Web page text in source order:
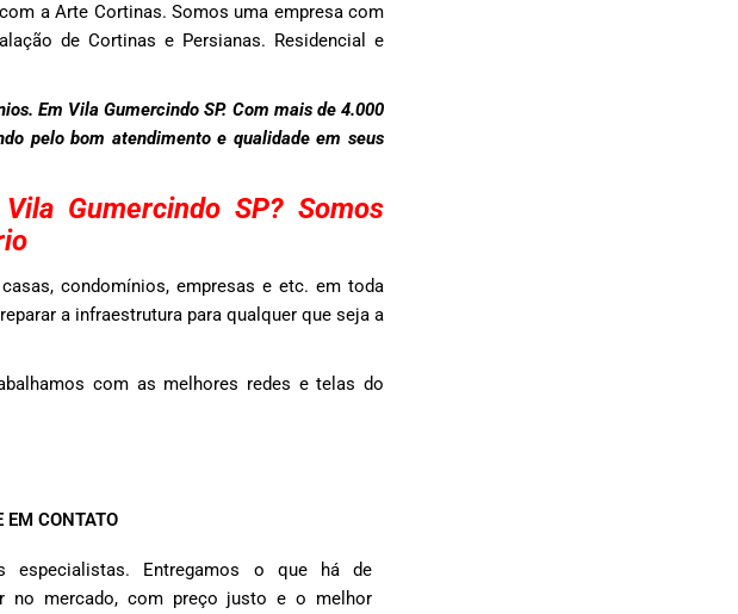
a Arte Cortinas. Somos uma empresa com
de Cortinas e Persianas. Residencial e
Em Vila Gumercindo SP. Com mais de 4.000
pelo bom atendimento e qualidade em seus
Gumercindo SP? Somos
condomínios, empresas e etc. em toda
a infraestrutura para qualquer que seja a
com as melhores redes e telas do
EM CONTATO
especialistas. Entregamos o que há de
no mercado, com preço justo e o melhor